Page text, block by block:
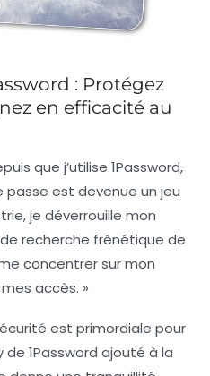
: Protégez
en efficacité au
que j’utilise 1Password,
est devenue un jeu
, je déverrouille mon
recherche frénétique de
concentrer sur mon
accès. »
est primordiale pour
de 1Password ajouté à la